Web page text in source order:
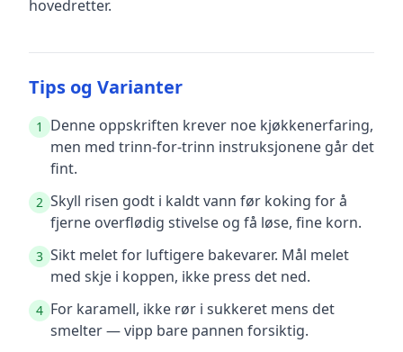
hovedretter.
Tips og Varianter
1
Denne oppskriften krever noe kjøkkenerfaring,
men med trinn-for-trinn instruksjonene går det
fint.
2 Skyll risen godt i kaldt vann før koking for å
fjerne overflødig stivelse og få løse, fine korn.
3 Sikt melet for luftigere bakevarer. Mål melet
med skje i koppen, ikke press det ned.
4 For karamell, ikke rør i sukkeret mens det
smelter — vipp bare pannen forsiktig.